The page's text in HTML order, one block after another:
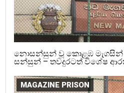
නොසන්සුන් වූ කොළඹ මැගසින්
සන්සුන් – තවදුරටත් විශේෂ
MAGAZINE PRISON